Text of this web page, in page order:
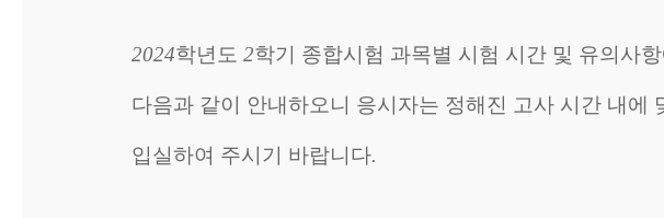
2024학년도 2학기 종합시험 과목별 시험 시간 및 유의사
다음과 같이 안내하오니 응시자는 정해진 고사 시간 내에
입실하여 주시기 바랍니다.